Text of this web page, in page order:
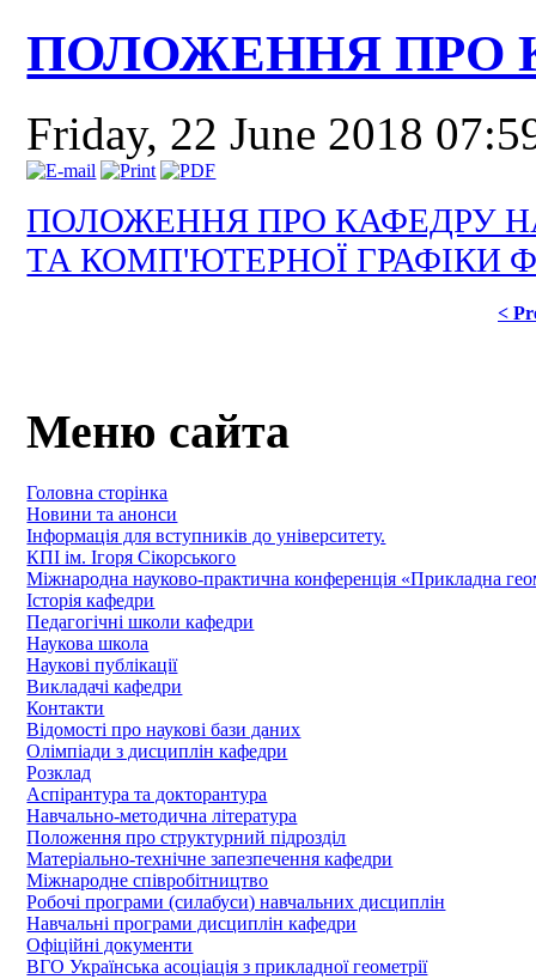
ПОЛОЖЕННЯ ПРО
Friday, 22 June 2018
ПОЛОЖЕННЯ ПРО КАФЕДРУ
ТА КОМП'ЮТЕРНОЇ ГРАФІКИ
<
Меню сайта
Головна сторінка
Новини та анонси
Інформація для вступників до університету.
КПІ ім. Ігоря Сікорського
Міжнародна науково-практична конференція «Прикладна
Історія кафедри
Педагогічні школи кафедри
Наукова школа
Наукові публікації
Викладачі кафедри
Контакти
Відомості про наукові бази даних
Олімпіади з дисциплін кафедри
Розклад
Аспірантура та докторантура
Навчально-методична література
Положення про структурний підрозділ
Матеріально-технічне запезпечення кафедри
Міжнародне співробітництво
Робочі програми (силабуси) навчальних дисциплін
Навчальні програми дисциплін кафедри
Офіційні документи
ВГО Українська асоціація з прикладної геометрії